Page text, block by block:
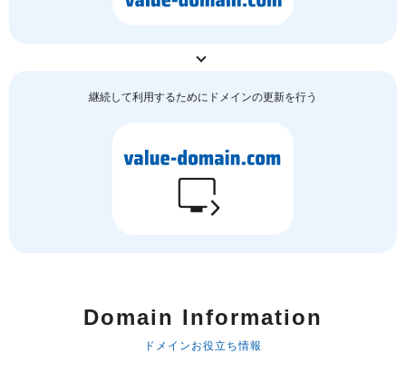
継続して利用するためにドメインの更新を行う
Domain Information
ドメインお役立ち情報